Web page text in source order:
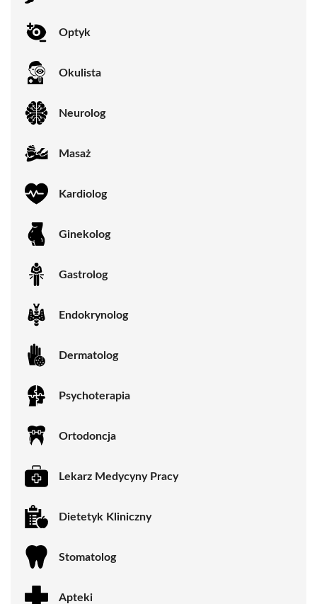
Optyk
Okulista
Neurolog
Masaż
Kardiolog
Ginekolog
Gastrolog
Endokrynolog
Dermatolog
Psychoterapia
Ortodoncja
Lekarz Medycyny Pracy
Dietetyk Kliniczny
Stomatolog
Apteki